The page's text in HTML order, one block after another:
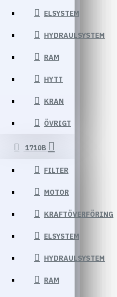
ELSYSTEM
HYDRAULSYSTEM
RAM
HYTT
KRAN
ÖVRIGT
1710B
FILTER
MOTOR
KRAFTÖVERFÖRING
ELSYSTEM
HYDRAULSYSTEM
RAM